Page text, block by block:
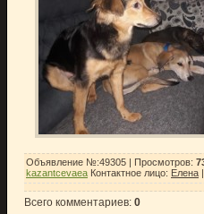
Объявление №:49305 | Просмотров:
kazantcevaea Контактное лицо: Елена
Всего комментариев: 0